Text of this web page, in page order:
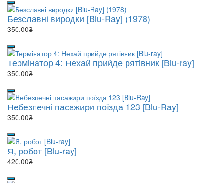
Безславні виродки [Blu-Ray] (1978)
350.00₴
Термінатор 4: Нехай прийде рятівник [Blu-ray]
350.00₴
Небезпечні пасажири поїзда 123 [Blu-Ray]
350.00₴
Я, робот [Blu-ray]
420.00₴